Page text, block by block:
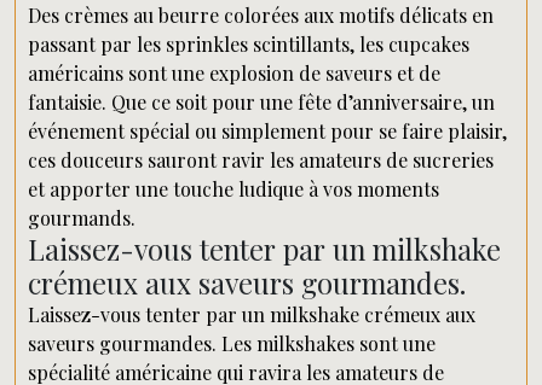
Des crèmes au beurre colorées aux motifs délicats en
passant par les sprinkles scintillants, les cupcakes
américains sont une explosion de saveurs et de
fantaisie. Que ce soit pour une fête d’anniversaire, un
événement spécial ou simplement pour se faire plaisir,
ces douceurs sauront ravir les amateurs de sucreries
et apporter une touche ludique à vos moments
gourmands.
Laissez-vous tenter par un milkshake
crémeux aux saveurs gourmandes.
Laissez-vous tenter par un milkshake crémeux aux
saveurs gourmandes. Les milkshakes sont une
spécialité américaine qui ravira les amateurs de